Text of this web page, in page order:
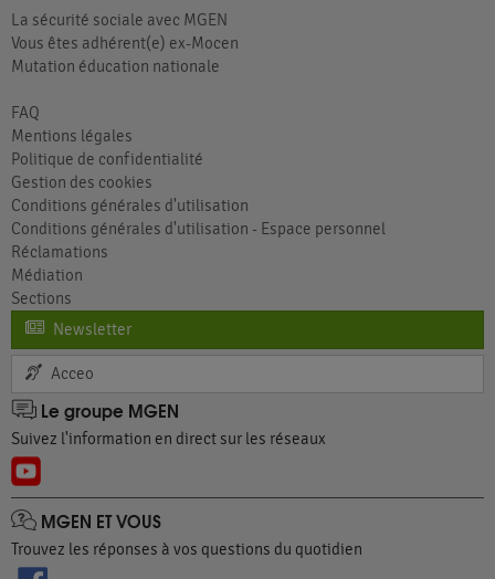
La sécurité sociale avec MGEN
Vous êtes adhérent(e) ex-Mocen
Mutation éducation nationale
FAQ
Mentions légales
Politique de confidentialité
Gestion des cookies
Conditions générales d'utilisation
Conditions générales d'utilisation - Espace personnel
Réclamations
Médiation
Sections
Newsletter
Acceo
Le groupe MGEN
Suivez l'information en direct sur les réseaux
MGEN ET VOUS
Trouvez les réponses à vos questions du quotidien